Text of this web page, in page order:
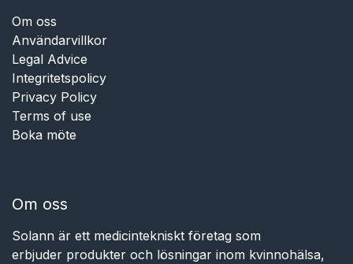
Om oss
Användarvillkor
Legal Advice
Integritetspolicy
Privacy Policy
Terms of use
Boka möte
Om oss
Solann är ett medicintekniskt företag som
erbjuder produkter och lösningar inom kvinnohälsa,